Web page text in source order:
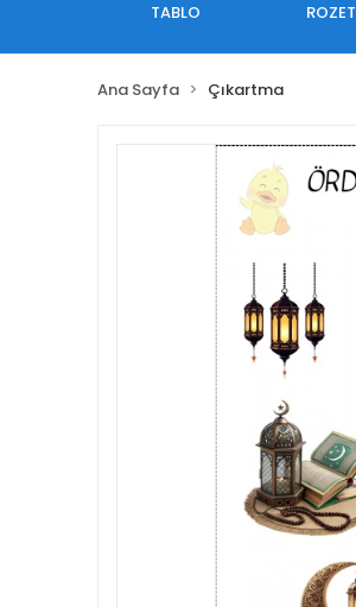
TABLO ROZET
Ana Sayfa Çıkartma